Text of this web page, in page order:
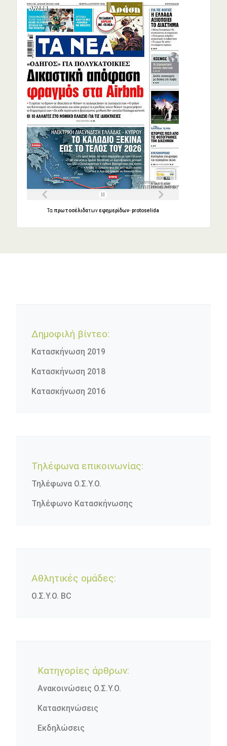
Τα πρωτοσέλιδατων εφημερίδων-protoselida
Δημοφιλή βίντεο:
Κατασκήνωση 2019
Κατασκήνωση 2018
Κατασκήνωση 2016
Τηλέφωνα επικοινωνίας:
Τηλέφωνα Ο.Σ.Υ.Ο.
Τηλέφωνο Κατασκήνωσης
Αθλητικές ομάδες:
Ο.Σ.Υ.Ο. BC
Κατηγορίες άρθρων:
Ανακοινώσεις Ο.Σ.Υ.Ο.
Κατασκηνώσεις
Εκδηλώσεις